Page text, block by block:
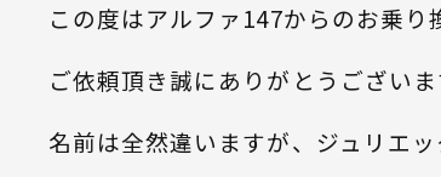
この度はアルファ147からのお乗り
ご依頼頂き誠にありがとうございま
名前は全然違いますが、ジュリエ